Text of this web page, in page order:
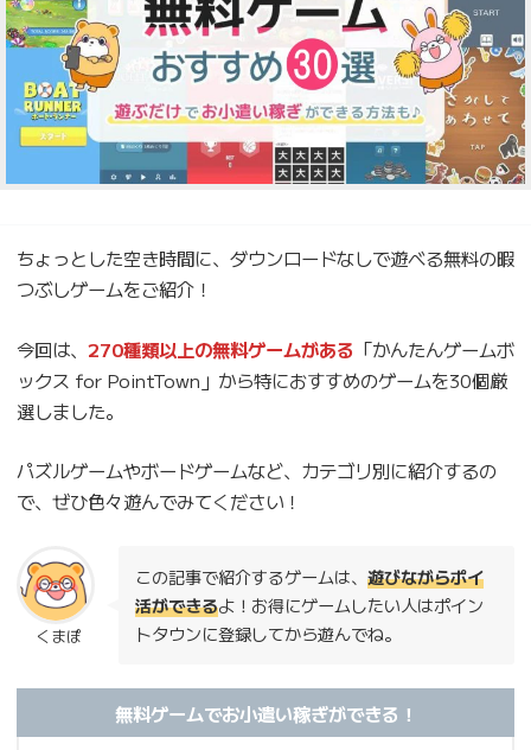
ちょっとした空き時間に、ダウンロードなしで遊べる無料の暇
つぶしゲームをご紹介！
今回は、 270種類以上の無料ゲームがある 「かんたんゲームボ
ックス for PointTown」から特におすすめのゲームを30個厳
選しました。
パズルゲームやボードゲームなど、カテゴリ別に紹介するの
で、ぜひ色々遊んでみてください！
くまぽ
この記事で紹介するゲームは、 遊びながらポイ
活ができるよ！お得にゲームしたい人はポイン
トタウンに登録してから遊んでね。
無料ゲームでお小遣い稼ぎができる！